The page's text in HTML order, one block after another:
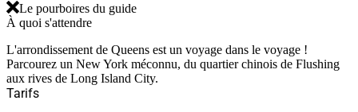
Le pourboires du guide
À quoi s'attendre
L'arrondissement de Queens est un voyage dans le voyage !
Parcourez un New York méconnu, du quartier chinois de Flushing
aux rives de Long Island City.
Tarifs